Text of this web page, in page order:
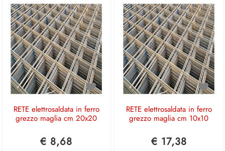
RETE elettrosaldata in ferro
grezzo maglia cm 20x20
€ 8,68
RETE elettrosaldata in ferro
grezzo maglia cm 10x10
€ 17,38